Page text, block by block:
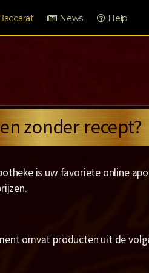
News Help
zonder recept?
is uw favoriete online
omvat producten uit de